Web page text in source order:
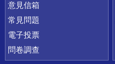
意見信箱
常見問題
電子投票
問卷調查